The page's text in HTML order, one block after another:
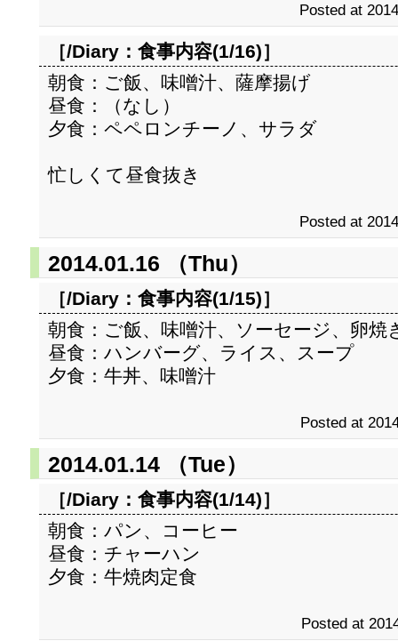
Posted at
［/Diary： 食事内容(1/16)］
朝食：ご飯、味噌汁、薩摩揚げ
昼食：（なし）
夕食：ペペロンチーノ、サラダ
忙しくて昼食抜き
Posted at
2014.01.16 （Thu）
［/Diary： 食事内容(1/15)］
朝食：ご飯、味噌汁、ソーセージ、卵焼
昼食：ハンバーグ、ライス、スープ
夕食：牛丼、味噌汁
Posted at
2014.01.14 （Tue）
［/Diary： 食事内容(1/14)］
朝食：パン、コーヒー
昼食：チャーハン
夕食：牛焼肉定食
Posted at